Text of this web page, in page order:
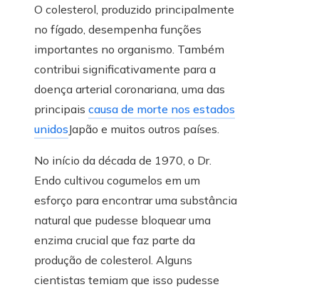
O colesterol, produzido principalmente
no fígado, desempenha funções
importantes no organismo. Também
contribui significativamente para a
doença arterial coronariana, uma das
principais causa de morte nos estados
unidosJapão e muitos outros países.
No início da década de 1970, o Dr.
Endo cultivou cogumelos em um
esforço para encontrar uma substância
natural que pudesse bloquear uma
enzima crucial que faz parte da
produção de colesterol. Alguns
cientistas temiam que isso pudesse